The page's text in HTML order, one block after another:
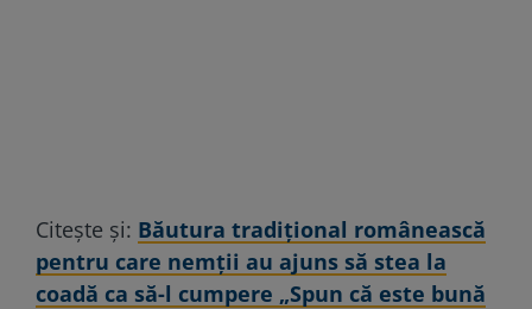
Citește și: Băutura tradițional românească
pentru care nemții au ajuns să stea la
coadă ca să-l cumpere „Spun că este bună